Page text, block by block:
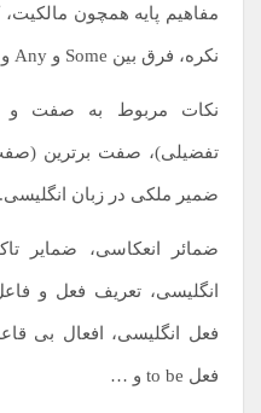
نکره، فرق بین Some و Any و کاربردشان.
نکات مربوط به صفت
تفضیلی)، صفت برترین
ضمیر ملکی در زبان انگلیسی.
ضمائر انعکاسی، ضمایر
انگلیسی، تعریف فعل و
فعل انگلیسی، افعال بی
فعل to be و …